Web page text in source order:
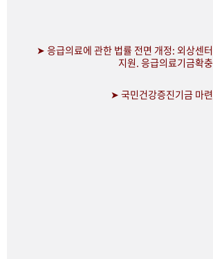
➤ 응급의료에 관한 법률 전면 개정: 외상센터
지원. 응급의료기금확충
➤ 국민건강증진기금 마련